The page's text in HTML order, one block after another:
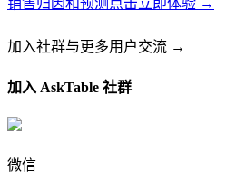
销售归因和预测 点击立即体验 →
加入社群与更多用户交流 →
加入 AskTable 社群
微信